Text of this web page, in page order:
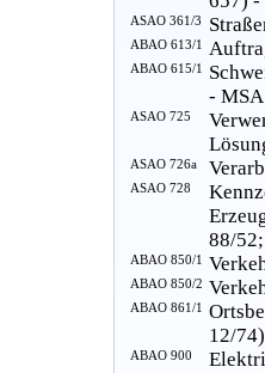
ASAO 361/3
ABAO 613/1
ABAO 615/1
-
ASAO 725
ASAO 726a
ASAO 728
88/
ABAO 850/1
ABAO 850/2
ABAO 861/1
12/
ABAO 900